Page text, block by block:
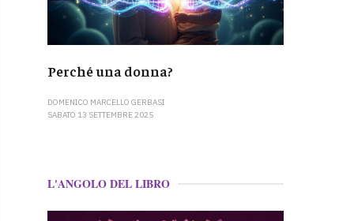
Perché una donna?
DOMENICO MARCELLO GERBASI
SABATO 13 SETTEMBRE 2025
L'ANGOLO DEL LIBRO